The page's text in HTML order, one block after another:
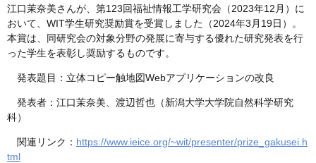
江口茉奈美さんが、第123回福祉情報工学研究会（2023年12月）に
おいて、WIT学生研究奨励賞を受賞しました（2024年3月19日）。
本賞は、同研究会の対象分野の発展に寄与する優れた研究発表を行
った学生を表彰し奨励するものです。
発表題目：立体コピー触地図Webアプリケーションの改良
発表者：江口茉奈美、渡辺哲也（新潟大学大学院自然科学研究
科）
関連リンク： https://www.ieice.org/~wit/presenter/prize_gakusei.h
tml